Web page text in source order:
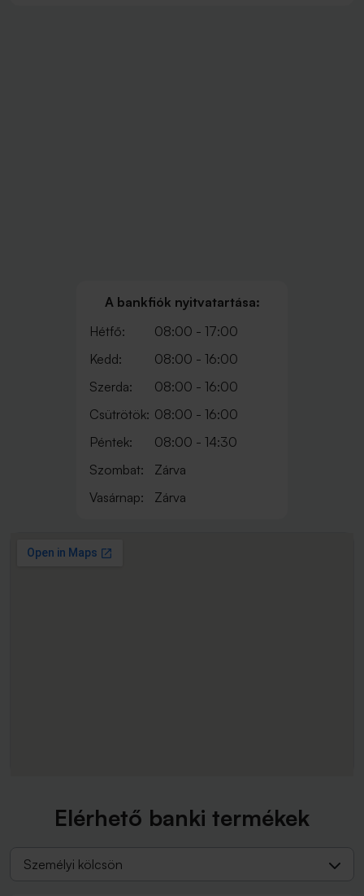
A bankfiók nyitvatartása:
Hétfő:
08:00 - 17:00
Kedd:
08:00 - 16:00
Szerda:
08:00 - 16:00
Csütrötök: 08:00 - 16:00
Péntek:
08:00 - 14:30
Szombat:
Zárva
Vasárnap:
Zárva
Elérhető banki termékek
Személyi kölcsön